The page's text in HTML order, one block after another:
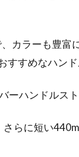
カラーも豊富
すすめなハンド
ーハンドルスト
さらに短い